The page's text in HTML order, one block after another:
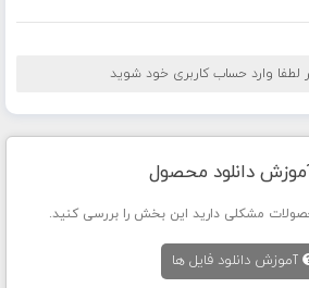
لطفا وارد حساب کاربری خود شوید
دانلود محصول
مشکلی دارید این بخش را بررسی کنید.
آموزش دانلود فایل ها